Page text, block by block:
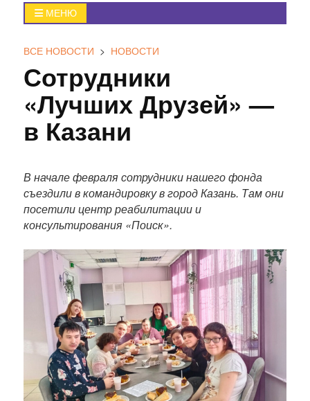
Главное
меню
МЕНЮ
ВСЕ НОВОСТИ > НОВОСТИ
Сотрудники
«Лучших Друзей» —
в Казани
л
н
ы
й
т
е
у
и
В начале февраля сотрудники нашего фонда
съездили в командировку в город Казань. Там они
посетили центр реабилитации и
консультирования «Поиск».